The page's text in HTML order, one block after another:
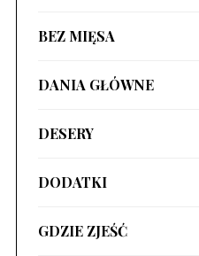
BEZ MIĘSA
DANIA GŁÓWNE
DESERY
DODATKI
GDZIE ZJEŚĆ